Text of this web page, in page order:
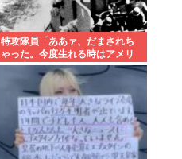
特攻隊員「ああァ、だまされち
ゃった。今度生れる時はアメリ
カへ生れるぞ」